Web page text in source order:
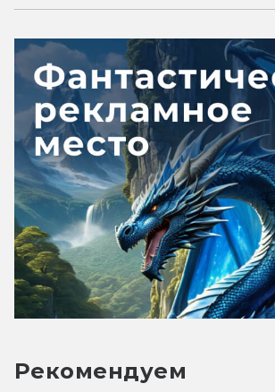
Рекомендуем